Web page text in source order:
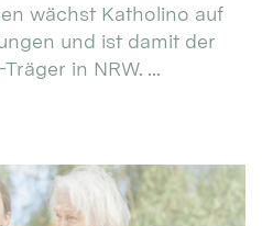
wächst Katholino auf
und ist damit der
in NRW. ...